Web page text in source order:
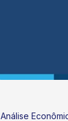
Análise